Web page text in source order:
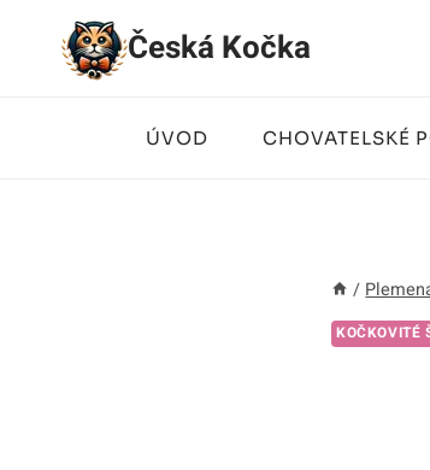
Přeskočit
Česká Kočka
ÚVOD CHOVATELSKÉ
/
KOČKOVITÉ